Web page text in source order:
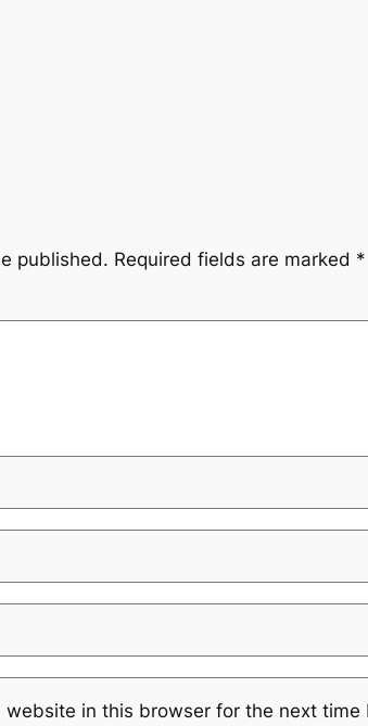
published. Required fields are marked *
website in this browser for the next time